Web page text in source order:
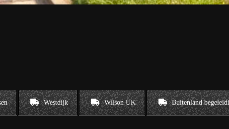
Westdijk Wilson UK Buitenland